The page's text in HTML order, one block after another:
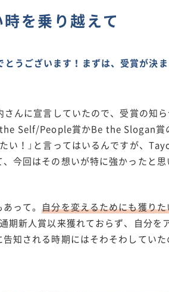
を乗り越えて
うございます！まずは、受賞が決
さんに宣言していたので、受賞の知
Self/People賞かBe the Slogan賞
い！」と言ってはいるんですが、
今回はその想いが特に強かったと思
あって。自分を変えるためにも獲り
期新人賞以来獲れておらず、自分を
知される時期にはそわそわしてい